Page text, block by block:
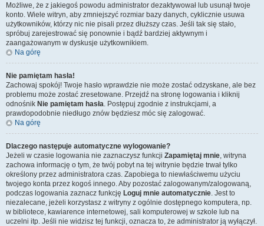
Możliwe, że z jakiegoś powodu administrator dezaktywował lub usunął twoje
konto. Wiele witryn, aby zmniejszyć rozmiar bazy danych, cyklicznie usuwa
użytkowników, którzy nic nie pisali przez dłuższy czas. Jeśli tak się stało,
spróbuj zarejestrować się ponownie i bądź bardziej aktywnym i
zaangażowanym w dyskusje użytkownikiem.
Na górę
Nie pamiętam hasła!
Zachowaj spokój! Twoje hasło wprawdzie nie może zostać odzyskane, ale bez
problemu może zostać zresetowane. Przejdź na stronę logowania i kliknij
odnośnik Nie pamiętam hasła. Postępuj zgodnie z instrukcjami, a
prawdopodobnie niedługo znów będziesz móc się zalogować.
Na górę
Dlaczego następuje automatyczne wylogowanie?
Jeżeli w czasie logowania nie zaznaczysz funkcji Zapamiętaj mnie, witryna
zachowa informację o tym, że twój pobyt na tej witrynie będzie trwał tylko
określony przez administratora czas. Zapobiega to niewłaściwemu użyciu
twojego konta przez kogoś innego. Aby pozostać zalogowanym/zalogowaną,
podczas logowania zaznacz funkcję Loguj mnie automatycznie. Jest to
niezalecane, jeżeli korzystasz z witryny z ogólnie dostępnego komputera, np.
w bibliotece, kawiarence internetowej, sali komputerowej w szkole lub na
uczelni itp. Jeśli nie widzisz tej funkcji, oznacza to, że administrator ją wyłączył.